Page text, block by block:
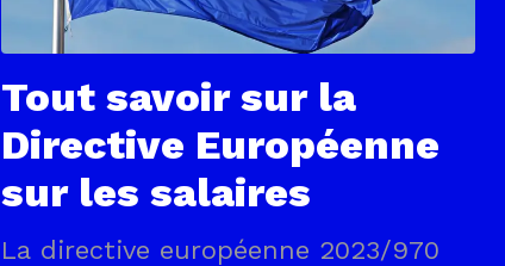
Tout savoir sur la
Directive Européenne
sur les salaires
La directive européenne 2023/970